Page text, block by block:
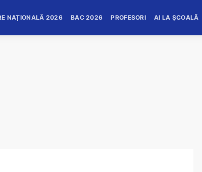
NAȚIONALĂ 2026 BAC 2026 PROFESORI AI LA ȘCOALĂ